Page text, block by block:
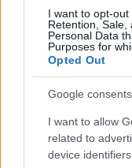
I want to opt-out
Retention, Sale,
Personal Data
Purposes for
Opted Out
Google consents
I want to allow
related to
device identifiers
Recaída de Diego
Al igual que la
finalizar el partido
descanso, al notar
anterior, en la que
gemelo.